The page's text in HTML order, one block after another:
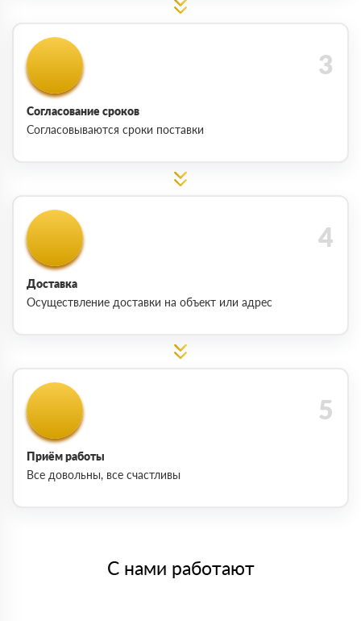
Согласование сроков
Согласовываются сроки поставки
Доставка
Осуществление доставки на объект или адрес
Приём работы
Все довольны, все счастливы
С нами работают